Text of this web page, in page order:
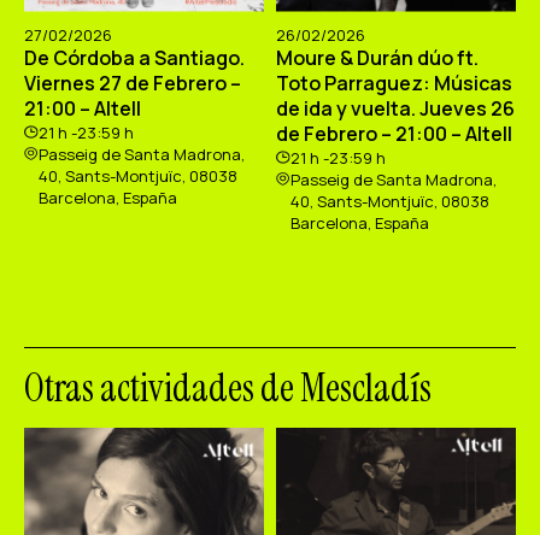
27/02/2026
De Córdoba a Santiago.
Viernes 27 de Febrero –
21:00 – Altell
21 h -23:59 h
Passeig de Santa Madrona,
40, Sants-Montjuïc, 08038
Barcelona, España
26/02/2026
Moure & Durán dúo ft.
Toto Parraguez: Músicas
de ida y vuelta. Jueves 26
de Febrero – 21:00 – Altell
21 h -23:59 h
Passeig de Santa Madrona,
40, Sants-Montjuïc, 08038
Barcelona, España
Otras actividades de Mescladís